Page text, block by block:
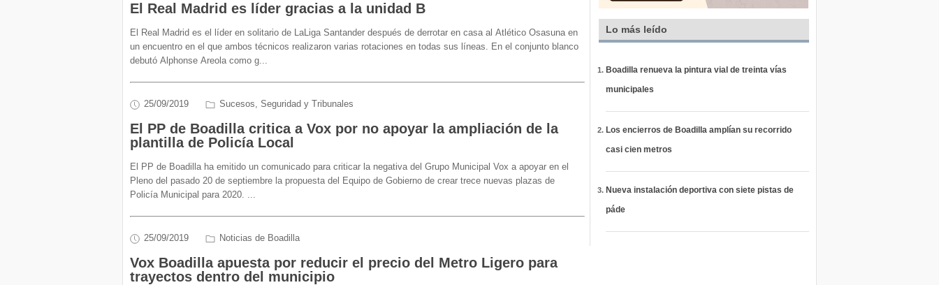
El Real Madrid es líder gracias a la unidad B
El Real Madrid es el líder en solitario de LaLiga Santander después de derrotar en casa al Atlético Osasuna en
un encuentro en el que ambos técnicos realizaron varias rotaciones en todas sus líneas. En el conjunto blanco
debutó Alphonse Areola como g...
25/09/2019 Sucesos, Seguridad y Tribunales
El PP de Boadilla critica a Vox por no apoyar la ampliación de la
plantilla de Policía Local
El PP de Boadilla ha emitido un comunicado para criticar la negativa del Grupo Municipal Vox a apoyar en el
Pleno del pasado 20 de septiembre la propuesta del Equipo de Gobierno de crear trece nuevas plazas de
Policía Municipal para 2020. ...
25/09/2019 Noticias de Boadilla
Vox Boadilla apuesta por reducir el precio del Metro Ligero para
trayectos dentro del municipio
Lo más leído
Boadilla renueva la pintura vial de treinta vías
municipales
Los encierros de Boadilla amplían su recorrido
casi cien metros
Nueva instalación deportiva con siete pistas de
páde